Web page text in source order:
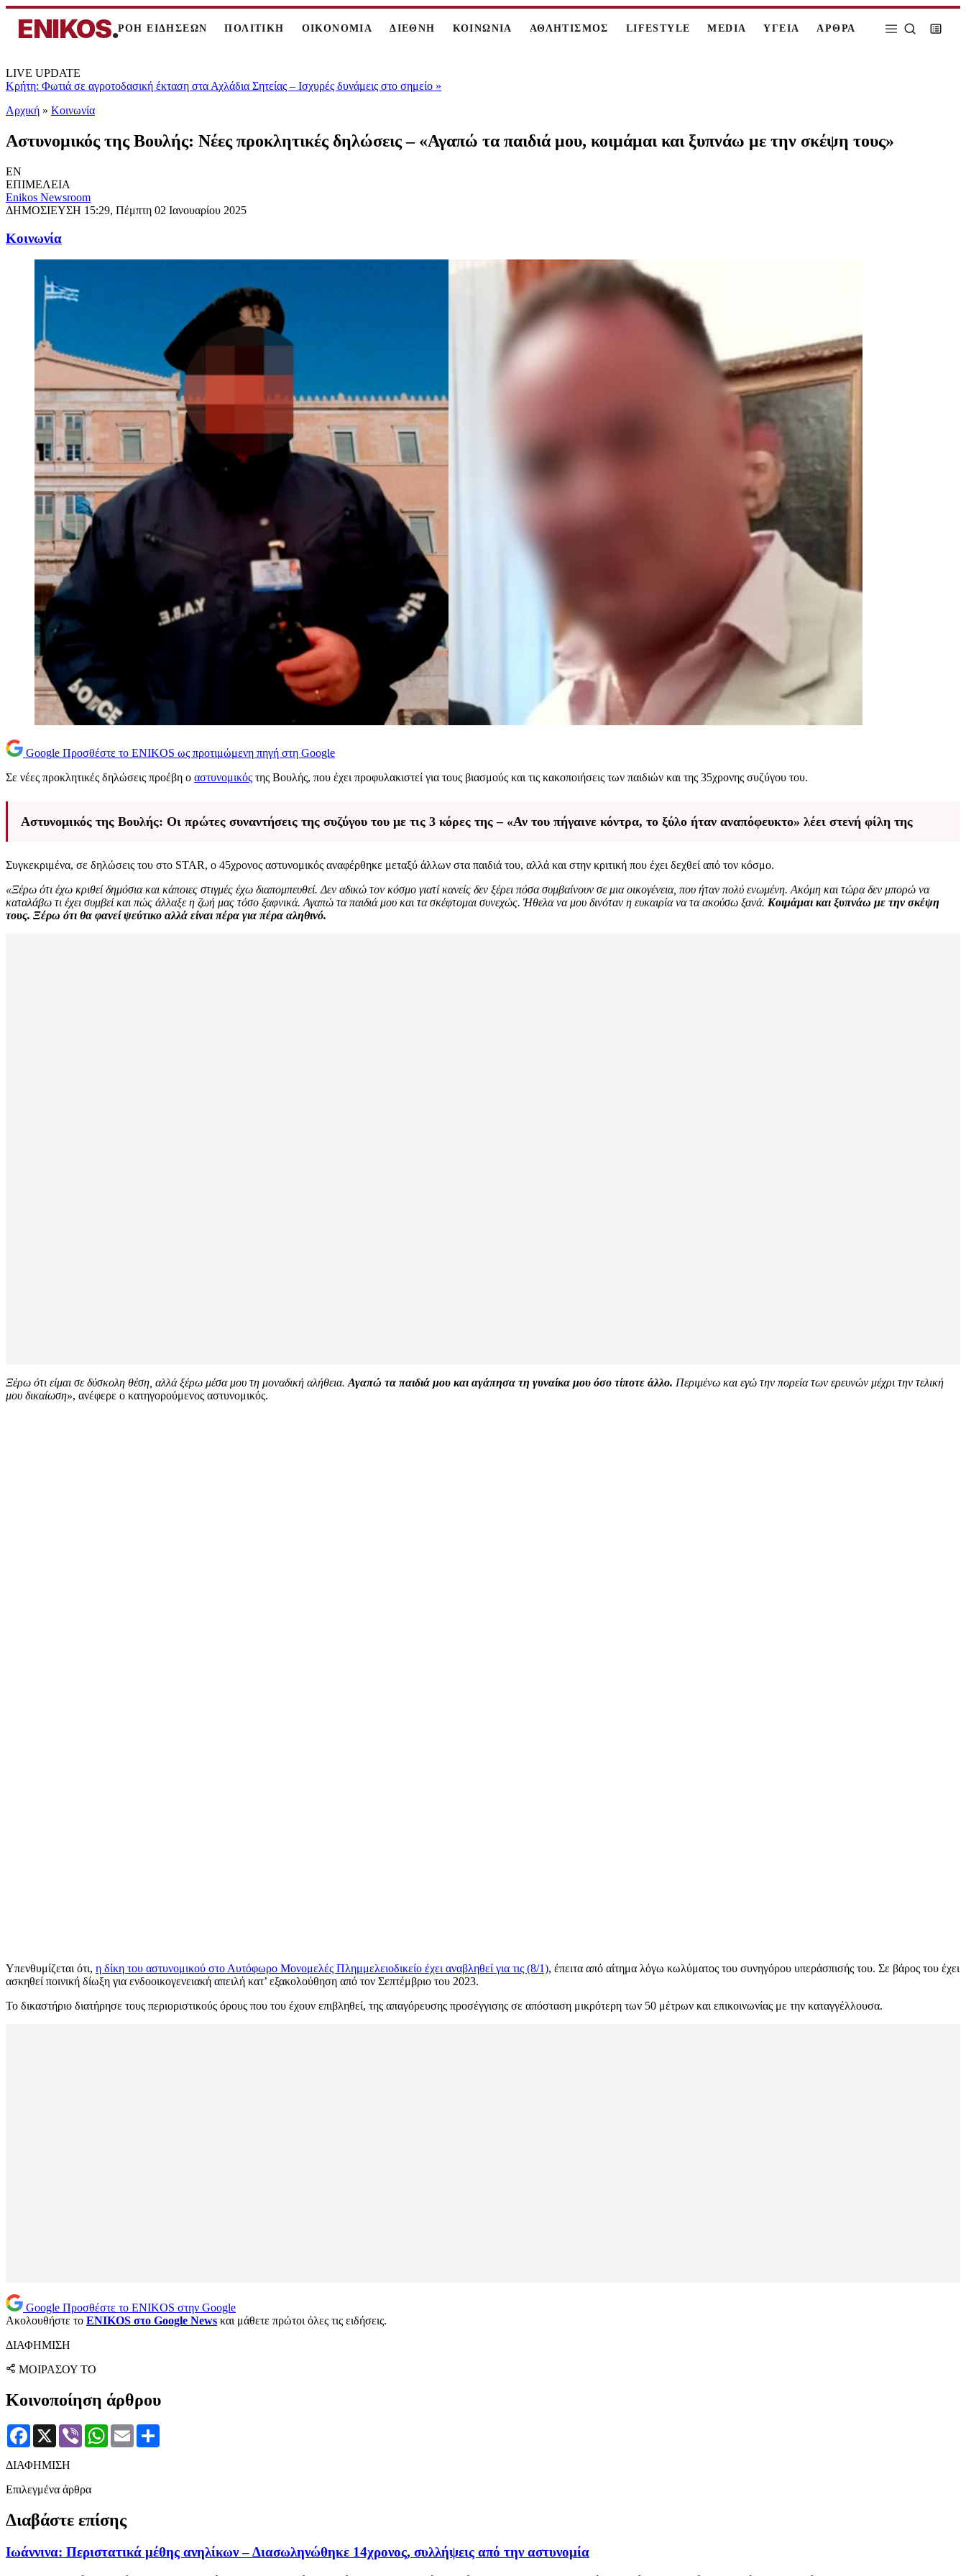
ENIKOS.ΡΟΗ ΕΙΔΗΣΕΩΝ ΠΟΛΙΤΙΚΗ ΟΙΚΟΝΟΜΙΑ ΔΙΕΘΝΗ ΚΟΙΝΩΝΙΑ ΑΘΛΗΤΙΣΜΟΣ LIFESTYLE MEDIA ΥΓΕΙΑ ΑΡΘΡΑ
LIVE UPDATE
Κρήτη: Φωτιά σε αγροτοδασική έκταση στα Αχλάδια Σητείας – Ισχυρές δυνάμεις στο σημείο »
Αρχική » Κοινωνία
Αστυνομικός της Βουλής: Νέες προκλητικές δηλώσεις – «Αγαπώ τα παιδιά μου, κοιμάμαι και ξυπνάω με την σκέψη τους»
EN
ΕΠΙΜΕΛΕΙΑ
Enikos Newsroom
ΔΗΜΟΣΙΕΥΣΗ 15:29, Πέμπτη 02 Ιανουαρίου 2025
Κοινωνία
Google Προσθέστε το ENIKOS ως προτιμώμενη πηγή στη Google
Σε νέες προκλητικές δηλώσεις προέβη ο αστυνομικός της Βουλής, που έχει προφυλακιστεί για τους βιασμούς και τις κακοποιήσεις των παιδιών και της 35χρονης συζύγου του.
Αστυνομικός της Βουλής: Οι πρώτες συναντήσεις της συζύγου του με τις 3 κόρες της – «Αν του πήγαινε κόντρα, το ξύλο ήταν αναπόφευκτο» λέει στενή φίλη της
Συγκεκριμένα, σε δηλώσεις του στο STAR, ο 45χρονος αστυνομικός αναφέρθηκε μεταξύ άλλων στα παιδιά του, αλλά και στην κριτική που έχει δεχθεί από τον κόσμο.
«Ξέρω ότι έχω κριθεί δημόσια και κάποιες στιγμές έχω διαπομπευθεί. Δεν αδικώ τον κόσμο γιατί κανείς δεν ξέρει πόσα συμβαίνουν σε μια οικογένεια, που ήταν πολύ ενωμένη. Ακόμη και τώρα δεν μπορώ να
καταλάβω τι έχει συμβεί και πώς άλλαξε η ζωή μας τόσο ξαφνικά. Αγαπώ τα παιδιά μου και τα σκέφτομαι συνεχώς. Ήθελα να μου δινόταν η ευκαιρία να τα ακούσω ξανά. Κοιμάμαι και ξυπνάω με την σκέψη
τους. Ξέρω ότι θα φανεί ψεύτικο αλλά είναι πέρα για πέρα αληθινό.
Ξέρω ότι είμαι σε δύσκολη θέση, αλλά ξέρω μέσα μου τη μοναδική αλήθεια. Αγαπώ τα παιδιά μου και αγάπησα τη γυναίκα μου όσο τίποτε άλλο. Περιμένω και εγώ την πορεία των ερευνών μέχρι την τελική
μου δικαίωση», ανέφερε ο κατηγορούμενος αστυνομικός.
Υπενθυμίζεται ότι, η δίκη του αστυνομικού στο Αυτόφωρο Μονομελές Πλημμελειοδικείο έχει αναβληθεί για τις (8/1), έπειτα από αίτημα λόγω κωλύματος του συνηγόρου υπεράσπισής του. Σε βάρος του έχει
ασκηθεί ποινική δίωξη για ενδοοικογενειακή απειλή κατ’ εξακολούθηση από τον Σεπτέμβριο του 2023.
Το δικαστήριο διατήρησε τους περιοριστικούς όρους που του έχουν επιβληθεί, της απαγόρευσης προσέγγισης σε απόσταση μικρότερη των 50 μέτρων και επικοινωνίας με την καταγγέλλουσα.
Google Προσθέστε το ENIKOS στην Google
Ακολουθήστε το ENIKOS στο Google News και μάθετε πρώτοι όλες τις ειδήσεις.
ΔΙΑΦΗΜΙΣΗ
ΜΟΙΡΑΣΟΥ ΤΟ
Κοινοποίηση άρθρου
Facebook
X Viber WhatsApp
Email
ΔΙΑΦΗΜΙΣΗ
Επιλεγμένα άρθρα
Διαβάστε επίσης
Ιωάννινα: Περιστατικά μέθης ανηλίκων – Διασωληνώθηκε 14χρονος, συλλήψεις από την αστυνομία